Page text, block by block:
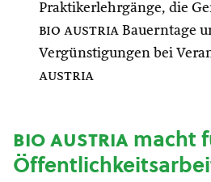
Praktikerlehrgänge, die
bio austria Bauerntage
Vergünstigungen bei
austria
bio austriamacht